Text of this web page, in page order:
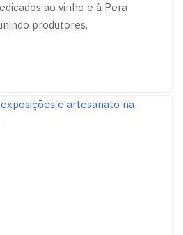
ao vinho e à Pera
produtores,